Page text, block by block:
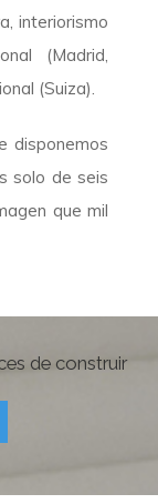
interiorismo
(Madrid,
(Suiza).
disponemos
solo de seis
que mil
de construir